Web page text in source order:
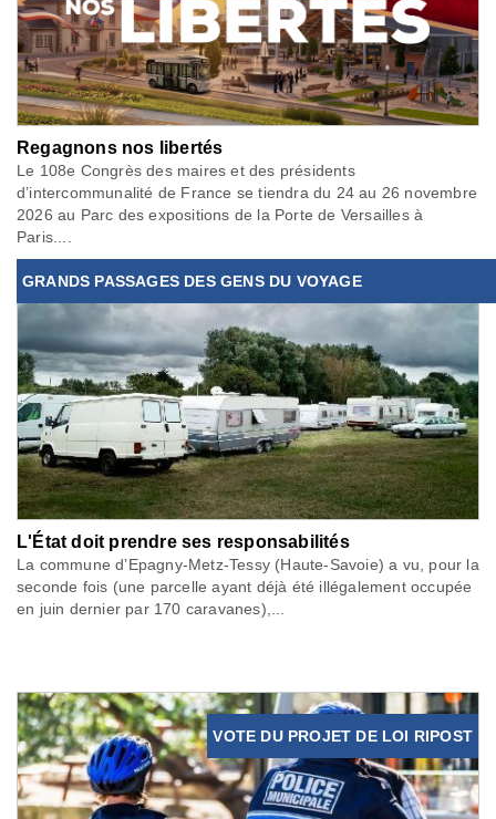
Regagnons nos libertés
Le 108e Congrès des maires et des présidents
d’intercommunalité de France se tiendra du 24 au 26 novembre
2026 au Parc des expositions de la Porte de Versailles à
Paris....
GRANDS PASSAGES DES GENS DU VOYAGE
L'État doit prendre ses responsabilités
La commune d’Epagny-Metz-Tessy (Haute-Savoie) a vu, pour la
seconde fois (une parcelle ayant déjà été illégalement occupée
en juin dernier par 170 caravanes),...
VOTE DU PROJET DE LOI RIPOST